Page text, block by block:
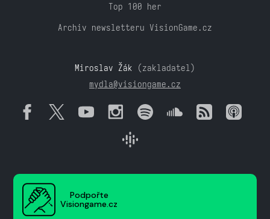
Top 100 her
Archiv newsletteru VisionGame.cz
Miroslav Žák (zakladatel)
mydla@visiongame.cz
Podpořte
Visiongame.cz